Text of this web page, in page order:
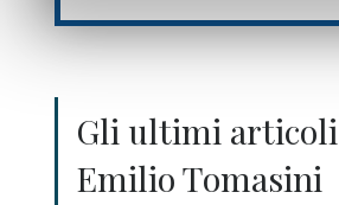
Gli ultimi
Emilio Tomasini